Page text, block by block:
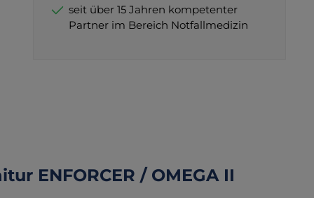
seit über 15 Jahren kompetenter
Partner im Bereich Notfallmedizin
ENFORCER / OMEGA II